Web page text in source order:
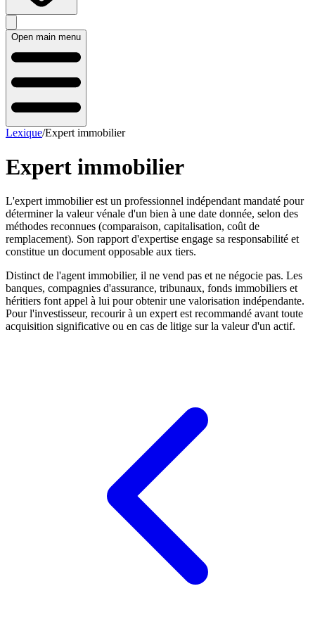
Open main menu
Lexique/Expert immobilier
Expert immobilier
L'expert immobilier est un professionnel indépendant mandaté pour
déterminer la valeur vénale d'un bien à une date donnée, selon des
méthodes reconnues (comparaison, capitalisation, coût de
remplacement). Son rapport d'expertise engage sa responsabilité et
constitue un document opposable aux tiers.
Distinct de l'agent immobilier, il ne vend pas et ne négocie pas. Les
banques, compagnies d'assurance, tribunaux, fonds immobiliers et
héritiers font appel à lui pour obtenir une valorisation indépendante.
Pour l'investisseur, recourir à un expert est recommandé avant toute
acquisition significative ou en cas de litige sur la valeur d'un actif.